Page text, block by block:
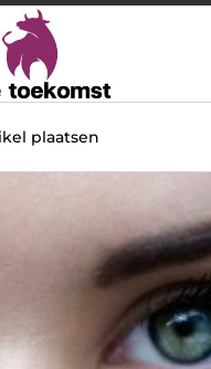
plaatsen